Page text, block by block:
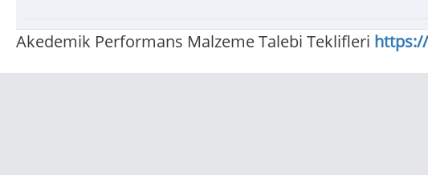
Akedemik Performans Malzeme Talebi Teklifleri